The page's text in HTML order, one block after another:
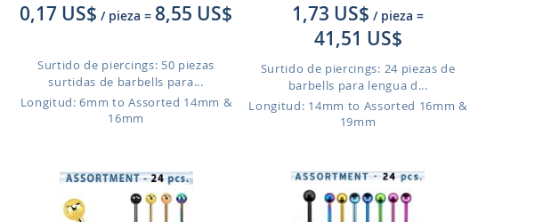
0,17 US$ / pieza = 8,55 US$
Surtido de piercings: 50 piezas
surtidas de barbells para...
Longitud: 6mm to Assorted 14mm &
16mm
1,73 US$ / pieza =
41,51 US$
Surtido de piercings: 24 piezas de
barbells para lengua d...
Longitud: 14mm to Assorted 16mm &
19mm